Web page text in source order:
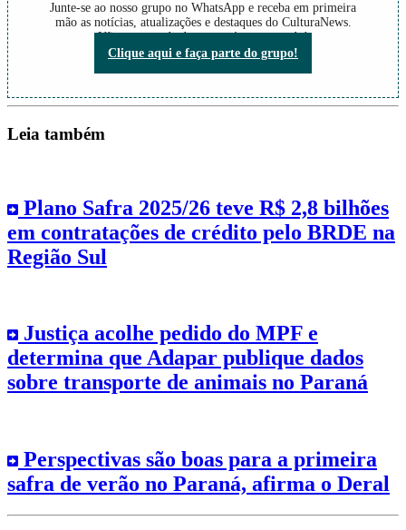
Junte-se ao nosso grupo no WhatsApp e receba em primeira
mão as notícias, atualizações e destaques do CulturaNews.
Não perca nada do que está acontecendo!
Clique aqui e faça parte do grupo!
Leia também
Plano Safra 2025/26 teve R$ 2,8 bilhões
em contratações de crédito pelo BRDE na
Região Sul
Justiça acolhe pedido do MPF e
determina que Adapar publique dados
sobre transporte de animais no Paraná
Perspectivas são boas para a primeira
safra de verão no Paraná, afirma o Deral